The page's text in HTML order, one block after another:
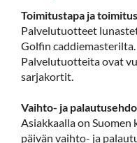
Toimitustapa ja
Palvelutuotteet
Golfin caddiemasterilta.
Palvelutuotteita ovat
sarjakortit.
Vaihto- ja
Asiakkaalla on
päivän vaihto- ja